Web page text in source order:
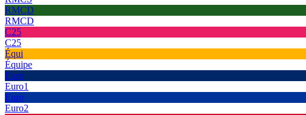
RMCD
RMCD
C25
C25
Équi
Équipe
Euro
Euro1
Euro
Euro2